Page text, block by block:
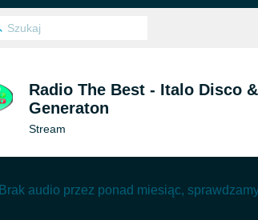
Radio The Best - Italo Disco
Generaton
Stream
Brak audio przez ponad miesiąc,